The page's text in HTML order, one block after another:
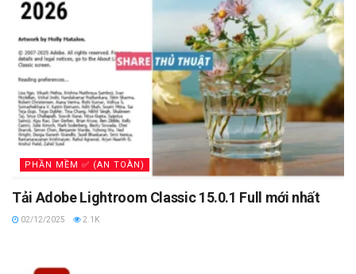
PHẦN MỀM ✅ (AN TOÀN)
Tải Adobe Lightroom Classic 15.0.1 Full mới nhất
02/12/2025 2.1K